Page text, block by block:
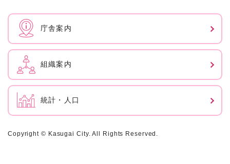
庁舎案内
組織案内
統計・人口
Copyright © Kasugai City. All Rights Reserved.